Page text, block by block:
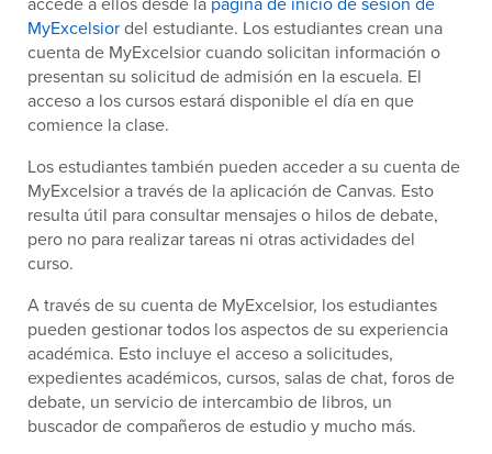
MyExcelsiordel estudiante. Los estudiantes crean una
cuenta de MyExcelsior cuando solicitan información o
presentan su solicitud de admisión en la escuela. El
acceso a los cursos estará disponible el día en que
comience la clase.
Los estudiantes también pueden acceder a su cuenta de
MyExcelsior a través de la aplicación de Canvas. Esto
resulta útil para consultar mensajes o hilos de debate,
pero no para realizar tareas ni otras actividades del
curso.
A través de su cuenta de MyExcelsior, los estudiantes
pueden gestionar todos los aspectos de su experiencia
académica. Esto incluye el acceso a solicitudes,
expedientes académicos, cursos, salas de chat, foros de
debate, un servicio de intercambio de libros, un
buscador de compañeros de estudio y mucho más.